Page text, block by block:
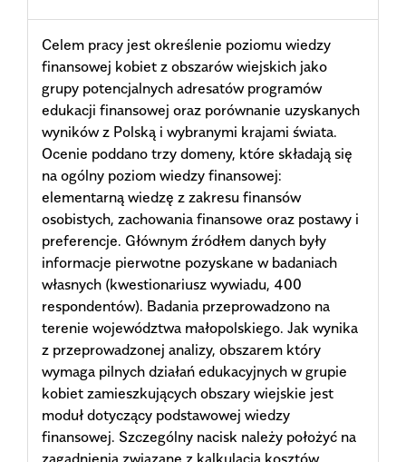
Celem pracy jest określenie poziomu wiedzy
finansowej kobiet z obszarów wiejskich jako
grupy potencjalnych adresatów programów
edukacji finansowej oraz porównanie uzyskanych
wyników z Polską i wybranymi krajami świata.
Ocenie poddano trzy domeny, które składają się
na ogólny poziom wiedzy finansowej:
elementarną wiedzę z zakresu finansów
osobistych, zachowania finansowe oraz postawy i
preferencje. Głównym źródłem danych były
informacje pierwotne pozyskane w badaniach
własnych (kwestionariusz wywiadu, 400
respondentów). Badania przeprowadzono na
terenie województwa małopolskiego. Jak wynika
z przeprowadzonej analizy, obszarem który
wymaga pilnych działań edukacyjnych w grupie
kobiet zamieszkujących obszary wiejskie jest
moduł dotyczący podstawowej wiedzy
finansowej. Szczególny nacisk należy położyć na
zagadnienia związane z kalkulacją kosztów